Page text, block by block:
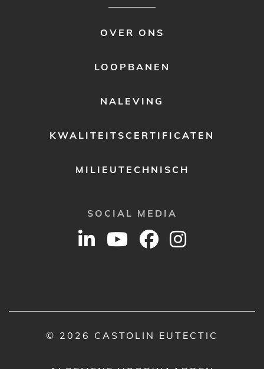
OVER ONS
LOOPBANEN
NALEVING
KWALITEITSCERTIFICATEN
MILIEUTECHNISCH
SOCIAL MEDIA
© 2026 CASTOLIN EUTECTIC